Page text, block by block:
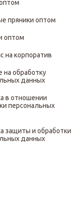
пряники оптом
оптом
на корпоратив
на обработку
данных
в отношении
персональных
защиты и обработки
данных